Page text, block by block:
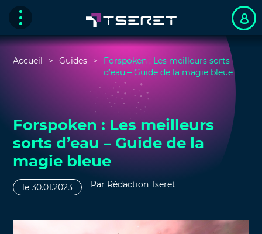
Accueil Guides
Forspoken : Les meilleurs sorts
d’eau – Guide de la magie bleue
Forspoken : Les meilleurs
sorts d’eau – Guide de la
magie bleue
le 30.01.2023 Par Rédaction Tseret